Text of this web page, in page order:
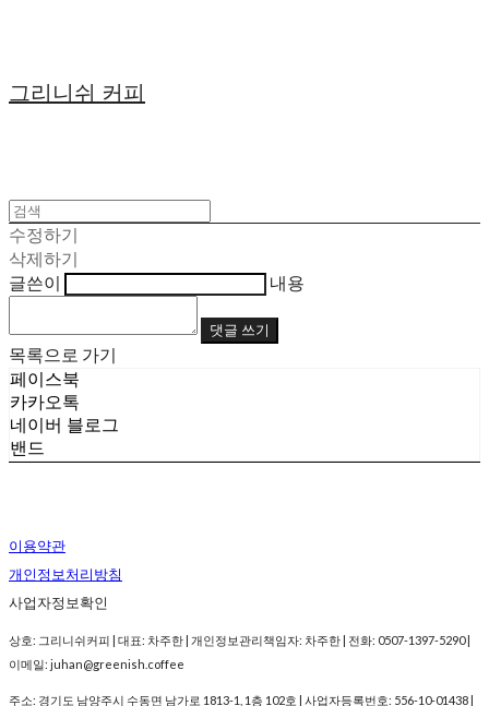
그리니쉬 커피
수정하기
삭제하기
글쓴이
내용
댓글 쓰기
목록으로 가기
페이스북
카카오톡
네이버 블로그
밴드
이용약관
개인정보처리방침
사업자정보확인
상호: 그리니쉬커피 | 대표: 차주한 | 개인정보관리책임자: 차주한 | 전화: 0507-1397-5290 |
이메일: juhan@greenish.coffee
주소: 경기도 남양주시 수동면 남가로 1813-1, 1층 102호 | 사업자등록번호: 556-10-01438 |